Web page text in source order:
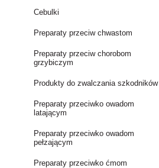
Cebulki
Preparaty przeciw chwastom
Preparaty przeciw chorobom
grzybiczym
Produkty do zwalczania szkodników
Preparaty przeciwko owadom
latającym
Preparaty przeciwko owadom
pełzającym
Preparaty przeciwko ćmom